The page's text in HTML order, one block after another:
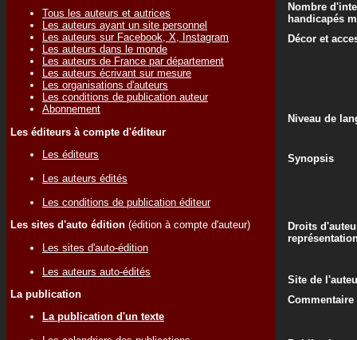
Tous les auteurs et autrices
Les auteurs ayant un site personnel
Les auteurs sur Facebook, X, Instagram
Les auteurs dans le monde
Les auteurs de France par département
Les auteurs écrivant sur mesure
Les organisations d'auteurs
Les conditions de publication auteur
Abonnement
Les éditeurs à compte d'éditeur
Les éditeurs
Les auteurs édités
Les conditions de publication éditeur
Les sites d'auto édition (édition à compte d'auteur)
Les sites d'auto-édition
Les auteurs auto-édités
La publication
La publication d'un texte
Nombre
handicapés
Décor et
Niveau de
Synopsis
Droits
Site de